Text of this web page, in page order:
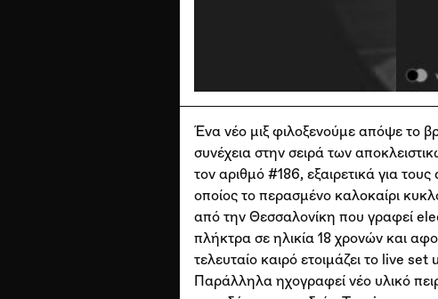
Ένα νέο μιξ φιλοξενούμε απόψε το
συνέχεια στην σειρά των
τον αριθμό #186, εξαιρετικά για
οποίος το περασμένο καλοκαίρι
από την Θεσσαλονίκη που γραφεί
πλήκτρα σε ηλικία 18 χρονών και
τελευταίο καιρό ετοιμάζει το live
Παράλληλα ηχογραφεί νέο υλικό